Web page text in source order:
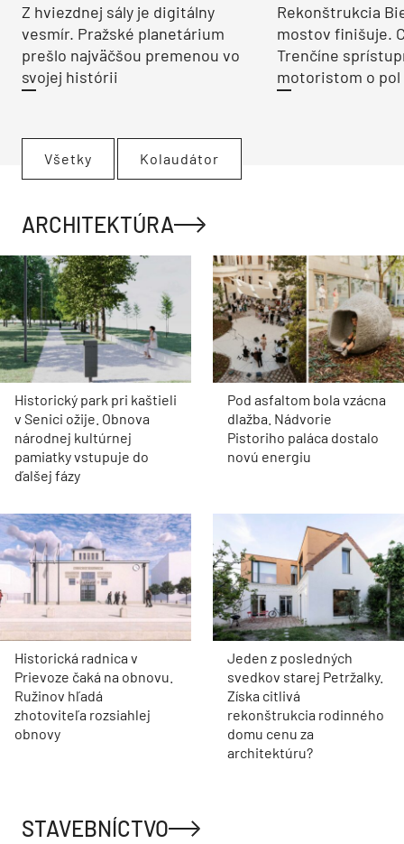
Z hviezdnej sály je digitálny
vesmír. Pražské planetárium
prešlo najväčšou premenou vo
svojej histórii
Rekonštrukcia
mostov finišuje.
Trenčíne
motoristom o pol
Všetky Kolaudátor
ARCHITEKTÚRA
Historický park pri kaštieli
v Senici ožije. Obnova
národnej kultúrnej
pamiatky vstupuje do
ďalšej fázy
Pod asfaltom bola vzácna
dlažba. Nádvorie
Pistoriho paláca dostalo
novú energiu
Historická radnica v
Prievoze čaká na obnovu.
Ružinov hľadá
zhotoviteľa rozsiahlej
obnovy
Jeden z posledných
svedkov starej Petržalky.
Získa citlivá
rekonštrukcia rodinného
domu cenu za
architektúru?
STAVEBNÍCTVO